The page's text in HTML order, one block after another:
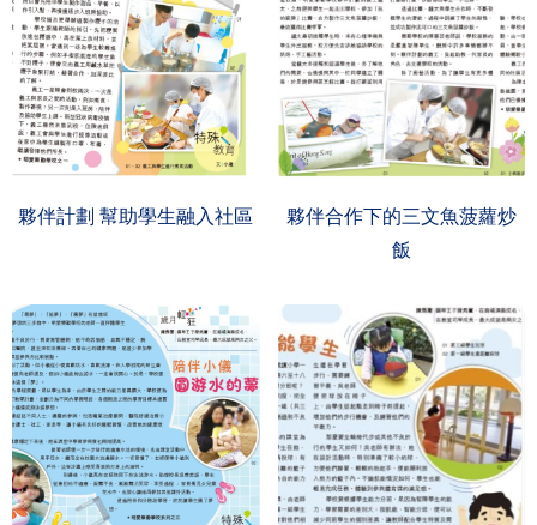
夥伴計劃 幫助學生融入社區
夥伴合作下的三文魚菠蘿炒
飯